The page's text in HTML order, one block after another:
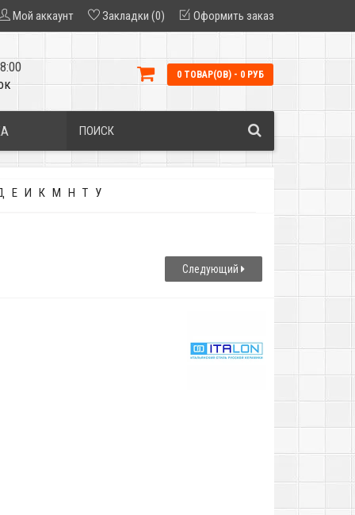
Мой аккаунт Закладки (0) Оформить заказ
0 ТОВАР(ОВ) - 0 РУБ
Е И К М Н Т У
Следующий